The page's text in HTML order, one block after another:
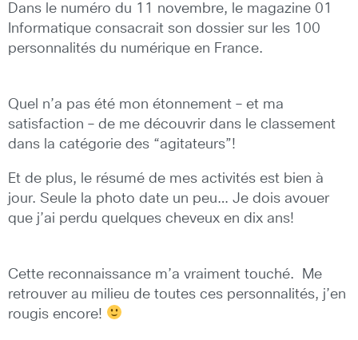
Dans le numéro du 11 novembre, le magazine 01
Informatique consacrait son dossier sur les 100
personnalités du numérique en France.
Quel n’a pas été mon étonnement – et ma
satisfaction – de me découvrir dans le classement
dans la catégorie des “agitateurs”!
Et de plus, le résumé de mes activités est bien à
jour. Seule la photo date un peu… Je dois avouer
que j’ai perdu quelques cheveux en dix ans!
Cette reconnaissance m’a vraiment touché. Me
retrouver au milieu de toutes ces personnalités, j’en
rougis encore!